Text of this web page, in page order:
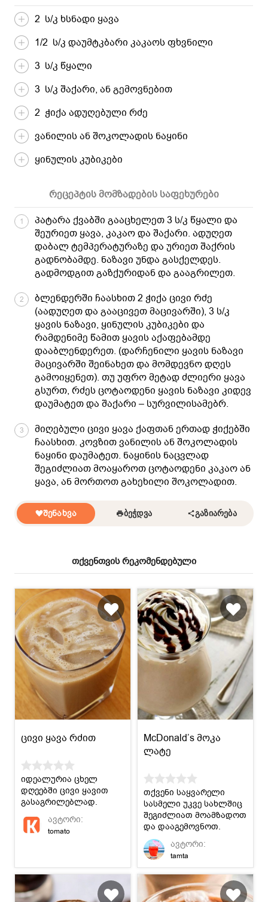
2 ს/კ ხსნადი ყავა
1/2 ს/კ დაუმტკბარი კაკაოს ფხვნილი
3 ს/კ წყალი
3 ს/კ შაქარი, ან გემოვნებით
2 ჭიქა ადუღებული რძე
ვანილის ან შოკოლადის ნაყინი
ყინულის კუბიკები
რეცეპტის მომზადების საფეხურები
1
პატარა ქვაბში გააცხელეთ 3 ს/კ წყალი და
შეურიეთ ყავა, კაკაო და შაქარი. ადუღეთ
დაბალ ტემპერატურაზე და ურიეთ შაქრის
გადნობამდე. ნაზავი უნდა გასქელდეს.
გადმოდგით გაზქურიდან და გააგრილეთ.
2
ბლენდერში ჩაასხით 2 ჭიქა ცივი რძე
(აადუღეთ და გააცივეთ მაცივარში), 3 ს/კ
ყავის ნაზავი, ყინულის კუბიკები და
რამდენიმე წამით ყავის აქაფებამდე
დააბლენდერეთ. (დარჩენილი ყავის ნაზავი
მაცივარში შეინახეთ და მომდევნო დღეს
გამოიყენეთ). თუ უფრო მეტად ძლიერი ყავა
გსურთ, რძეს ცოტაოდენი ყავის ნაზავი კიდევ
დაუმატეთ და შაქარი – სურვილისამებრ.
3
მიღებული ცივი ყავა ქაფთან ერთად ჭიქებში
ჩაასხით. კოვზით ვანილის ან შოკოლადის
ნაყინი დაუმატეთ. ნაყინის ნაცვლად
შეგიძლიათ მოაყაროთ ცოტაოდენი კაკაო ან
ყავა, ან მორთოთ გახეხილი შოკოლადით.
ᲨᲔᲜᲐᲮᲕᲐ ᲑᲔᲭᲓᲕᲐ ᲒᲐᲖᲘᲐᲠᲔᲑᲐ
თქვენთვის რეკომენდებული
ცივი ყავა რძით
იდეალურია ცხელ
დღეებში ცივი ყავით
გასაგრილებლად.
ავტორი:
tomato
McDonald’s მოკა
ლატე
თქვენი საყვარელი
სასმელი უკვე სახლშიც
შეგიძლიათ მოამზადოთ
და დააგემოვნოთ.
ავტორი:
tamta